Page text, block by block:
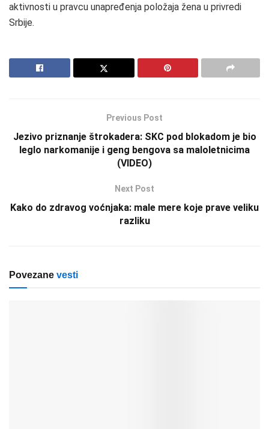
aktivnosti u pravcu unapređenja položaja žena u privredi
Srbije.
Previous Post
Jezivo priznanje štrokadera: SKC pod blokadom je bio
leglo narkomanije i geng bengova sa maloletnicima
(VIDEO)
Next Post
Kako do zdravog voćnjaka: male mere koje prave veliku
razliku
Povezane vesti